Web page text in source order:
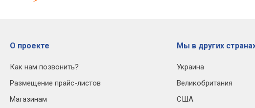
О проекте
Как нам позвонить?
Размещение прайс-листов
Магазинам
Мы в других
Украина
Великобритания
США